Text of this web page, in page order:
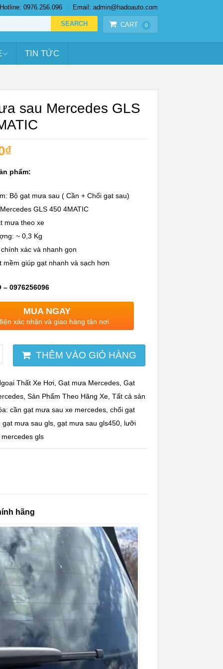
Hotline: 0976.256.096 Email: admin@hadoauto.com
CART 0
TIN TỨC
sau Mercedes GLS
₫
phẩm:
Bộ gạt mưa sau ( Cần + Chổi gạt sau)
GLS 450 4MATIC
mưa theo xe
~ 0,3 Kg
xác và nhanh gọn
giúp gạt nhanh và sạch hơn
– 0976256096
MUA NGAY
xác nhận và giao hàng tận nơi
THÊM VÀO GIỎ HÀNG
Thất Xe Hơi ,Gạt mưa Mercedes ,Gạt
,Sản Phẩm Theo Hãng Xe ,Tất cả sản
cần gạt mưa sau xe mercedes ,chổi gạt
gạt mưa sau gls ,gạt mưa sau gls450 lưỡi
gls
hãng